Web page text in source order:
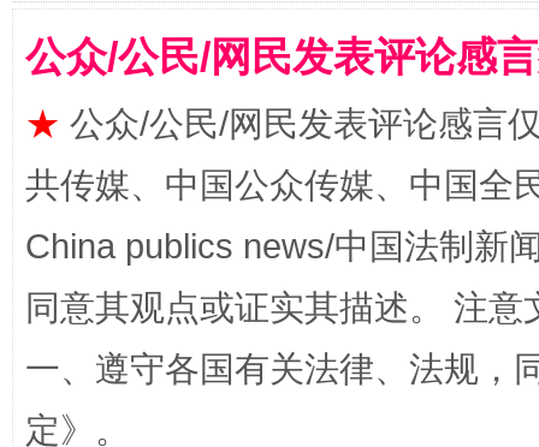
公众/公民/网民发表评论感
★ 公众/公民/网民发表评论感言
共传媒、中国公众传媒、中国全
China publics news/中国法制新
同意其观点或证实其描述。 注
一、遵守各国有关法律、法规，
定》。